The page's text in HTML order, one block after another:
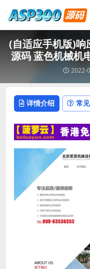
(自适应手机版)
源码 蓝色机械
2022-
详情介绍 常